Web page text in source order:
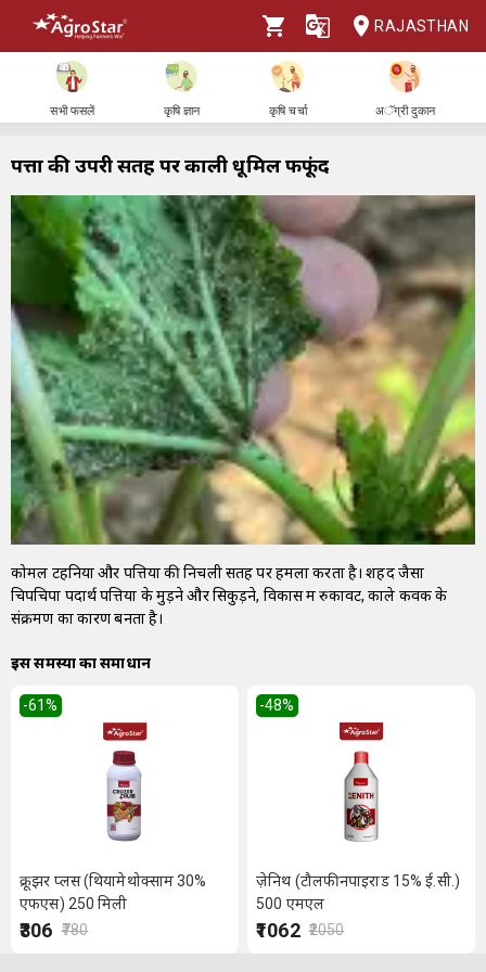
RAJASTHAN
सभी फसलें कृषि ज्ञान कृषि चर्चा अॅग्री दुकान
पत्तों की उपरी सतह पर काली धूमिल फफूंद
कोमल टहनियों और पत्तियों की निचली सतह पर हमला करता है। शहद जैसा
चिपचिपा पदार्थ पत्तियों के मुड़ने और सिकुड़ने, विकास में रुकावट, काले कवक के
संक्रमण का कारण बनता है।
इस समस्या का समाधान
-61%
क्रूझर प्लस (थियामेथोक्साम 30%
एफएस) 250 मिली
₹306 ₹780
-48%
ज़ेनिथ (टौलफीनपाइराड 15% ई.सी.)
500 एमएल
₹1062 ₹2050